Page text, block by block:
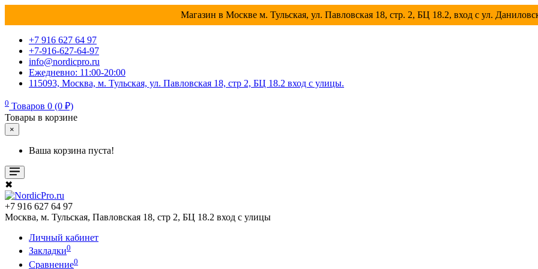
Магазин в Москве м. Тульская, ул. Павловская 18, стр. 2, БЦ 18.2, вход с ул.
+7 916 627 64 97
+7-916-627-64-97
info@nordicpro.ru
Ежедневно: 11:00-20:00
115093, Москва, м. Тульская, ул. Павловская 18, стр 2, БЦ 18.2 вход с улицы.
0 Товаров 0 (0 ₽)
Товары в корзине
×
Ваша корзина пуста!
✖
+7 916 627 64 97
Москва, м. Тульская, Павловская 18, стр 2, БЦ 18.2 вход с улицы
Личный кабинет
Закладки0
Сравнение0